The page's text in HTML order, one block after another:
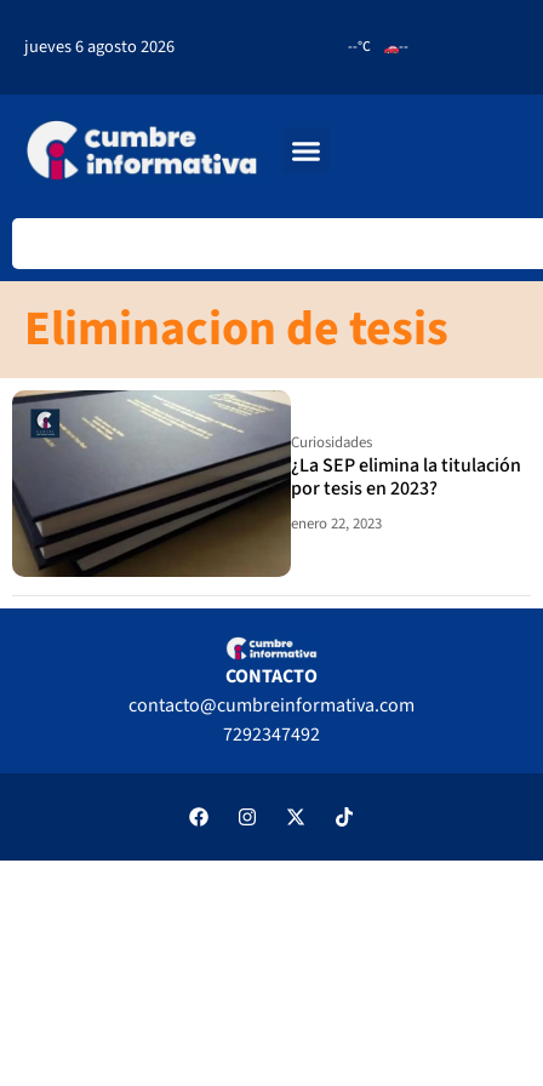
jueves 6 agosto 2026 --°C --
Eliminacion de tesis
Curiosidades
¿La SEP elimina la titulación
por tesis en 2023?
enero 22, 2023
CONTACTO
contacto@cumbreinformativa.com
7292347492